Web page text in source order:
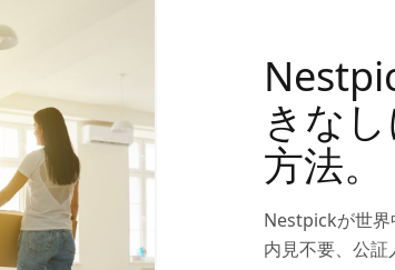
きな
方法。
Nestpickが世界
内見不要、公証